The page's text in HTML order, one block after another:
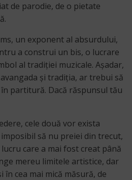
de parodie, de o pietate
un exponent al absurdului,
a construi un bis, o lucrare
al tradiţiei muzicale. Aşadar,
şi tradiţia, ar trebui să
în partitură. Dacă răspunsul tău
cele două vor exista
să nu preiei din trecut,
care a mai fost creat până
mereu limitele artistice, dar
cea mai mică măsură, de